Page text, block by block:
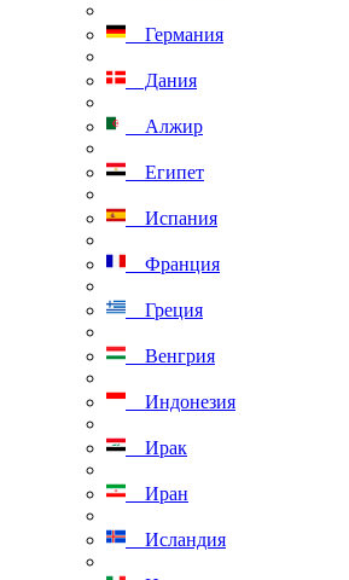
Германия
Дания
Алжир
Египет
Испания
Франция
Греция
Венгрия
Индонезия
Ирак
Иран
Исландия